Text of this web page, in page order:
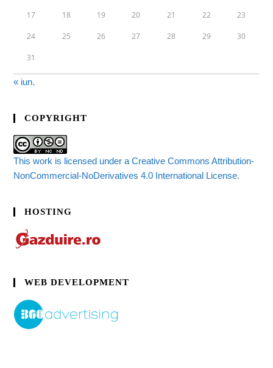
17 18 19 20 21 22 23
24 25 26 27 28 29 30
31
« iun.
COPYRIGHT
This work is licensed under a Creative Commons Attribution-
NonCommercial-NoDerivatives 4.0 International License.
HOSTING
WEB DEVELOPMENT